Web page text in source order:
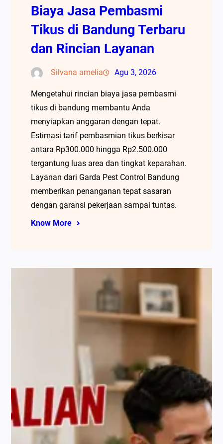
Biaya Jasa Pembasmi
Tikus di Bandung Terbaru
dan Rincian Layanan
Silvana amelia Agu 3, 2026
Mengetahui rincian biaya jasa pembasmi
tikus di bandung membantu Anda
menyiapkan anggaran dengan tepat.
Estimasi tarif pembasmian tikus berkisar
antara Rp300.000 hingga Rp2.500.000
tergantung luas area dan tingkat keparahan.
Layanan dari Garda Pest Control Bandung
memberikan penanganan tepat sasaran
dengan garansi pekerjaan sampai tuntas.
Know More